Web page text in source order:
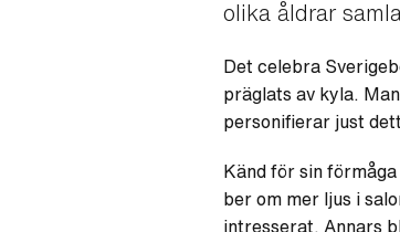
olika åldrar
Det celebra
präglats av kyla.
personifierar just
Känd för sin
ber om mer ljus i
intresserat. Annars